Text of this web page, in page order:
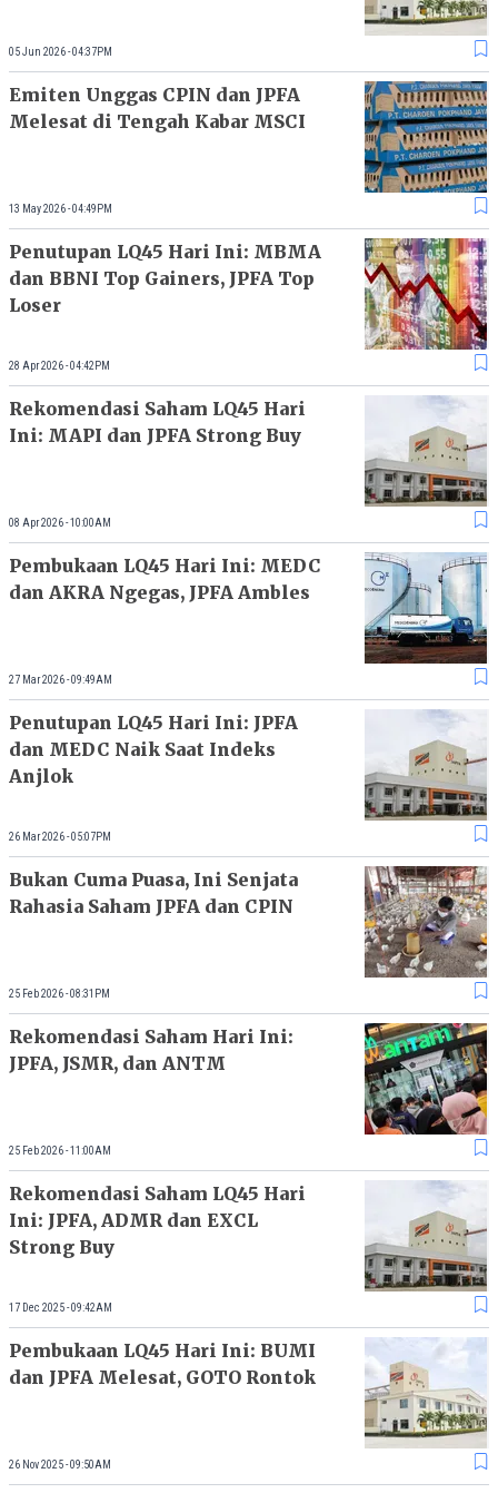
05 Jun 2026 - 04:37PM
Emiten Unggas CPIN dan JPFA
Melesat di Tengah Kabar MSCI
13 May 2026 - 04:49PM
Penutupan LQ45 Hari Ini: MBMA
dan BBNI Top Gainers, JPFA Top
Loser
28 Apr 2026 - 04:42PM
Rekomendasi Saham LQ45 Hari
Ini: MAPI dan JPFA Strong Buy
08 Apr 2026 - 10:00AM
Pembukaan LQ45 Hari Ini: MEDC
dan AKRA Ngegas, JPFA Ambles
27 Mar 2026 - 09:49AM
Penutupan LQ45 Hari Ini: JPFA
dan MEDC Naik Saat Indeks
Anjlok
26 Mar 2026 - 05:07PM
Bukan Cuma Puasa, Ini Senjata
Rahasia Saham JPFA dan CPIN
25 Feb 2026 - 08:31PM
Rekomendasi Saham Hari Ini:
JPFA, JSMR, dan ANTM
25 Feb 2026 - 11:00AM
Rekomendasi Saham LQ45 Hari
Ini: JPFA, ADMR dan EXCL
Strong Buy
17 Dec 2025 - 09:42AM
Pembukaan LQ45 Hari Ini: BUMI
dan JPFA Melesat, GOTO Rontok
26 Nov 2025 - 09:50AM